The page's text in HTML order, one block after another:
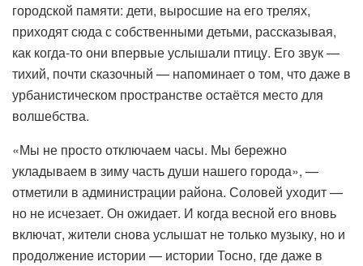
городской памяти: дети, выросшие на его трелях,
приходят сюда с собственными детьми, рассказывая,
как когда-то они впервые услышали птицу. Его звук —
тихий, почти сказочный — напоминает о том, что даже в
урбанистическом пространстве остаётся место для
волшебства.
«Мы не просто отключаем часы. Мы бережно
укладываем в зиму часть души нашего города», —
отметили в администрации района. Соловей уходит —
но не исчезает. Он ожидает. И когда весной его вновь
включат, жители снова услышат не только музыку, но и
продолжение истории — истории Тосно, где даже в